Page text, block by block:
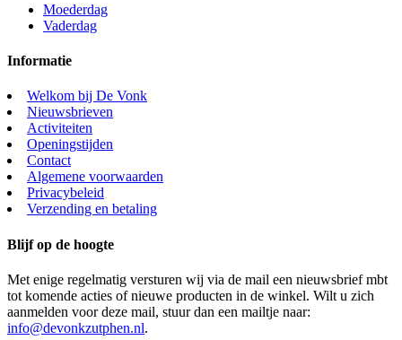
Moederdag
Vaderdag
Informatie
Welkom bij De Vonk
Nieuwsbrieven
Activiteiten
Openingstijden
Contact
Algemene voorwaarden
Privacybeleid
Verzending en betaling
Blijf op de hoogte
Met enige regelmatig versturen wij via de mail een nieuwsbrief mbt
tot komende acties of nieuwe producten in de winkel. Wilt u zich
aanmelden voor deze mail, stuur dan een mailtje naar:
info@devonkzutphen.nl.